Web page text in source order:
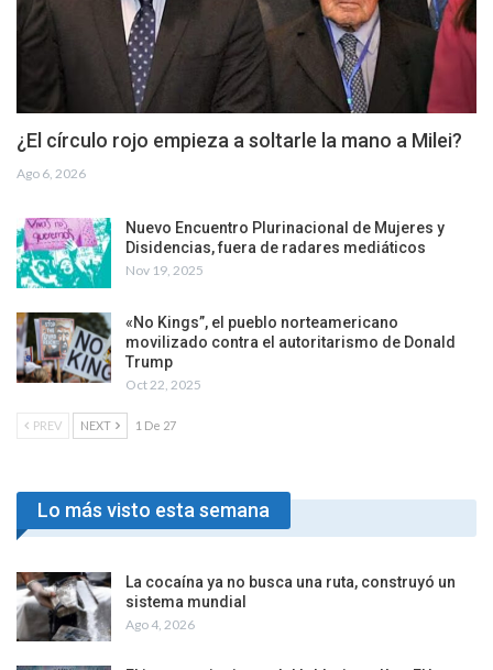
¿El círculo rojo empieza a soltarle la mano a Milei?
Ago 6, 2026
Nuevo Encuentro Plurinacional de Mujeres y
Disidencias, fuera de radares mediáticos
Nov 19, 2025
«No Kings”, el pueblo norteamericano
movilizado contra el autoritarismo de Donald
Trump
Oct 22, 2025
PREV NEXT 1 De 27
Lo más visto esta semana
La cocaína ya no busca una ruta, construyó un
sistema mundial
Ago 4, 2026